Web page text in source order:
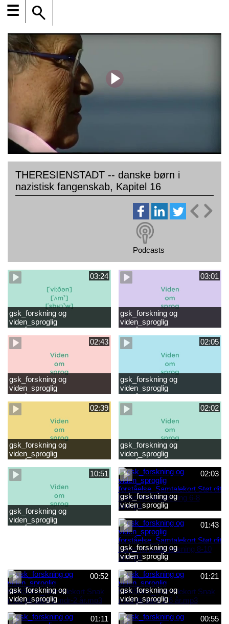
☰
THERESIENSTADT -- danske børn i
nazistisk fangenskab, Kapitel 16
Podcasts
03:24
gsk_forskning og
viden_sproglig
læsevanskeligheder.mp4
03:01
gsk_forskning og
viden_sproglig
første læsning 6-8 år.mp4
02:43
gsk_forskning og
viden_sproglig
forståelse_Støt dit barns
fortsatte læsning 8-10 år.mp4
02:05
gsk_forskning og
viden_sproglig
forståelse_Snak med dit barn
6 mdr-2 år.mp4
02:39
gsk_forskning og
viden_sproglig
forståelse_Snak med dit barn
2-6 år.mp4
02:02
gsk_forskning og
viden_sproglig
forståelse_Snak med din
baby 0-6 mdr.mp4
10:51
gsk_forskning og
viden_sproglig
forståelse_Barnets sproglige
02:03
gsk_forskning og
viden_sproglig
forståelse_Samtalekort Støt
dit barns første læsning 6-8
år.mp3
01:43
gsk_forskning og
viden_sproglig
forståelse_Samtalekort Støt
dit barns fortsatte læsning 8-
10 år.mp3
00:52
gsk_forskning og
viden_sproglig
forståelse_Samtalekort Snak
med dit barn 6 mdr-2 år.mp3
01:21
gsk_forskning og
viden_sproglig
forståelse_Samtalekort Snak
med dit barn 2-6 år.mp3
01:11
00:55